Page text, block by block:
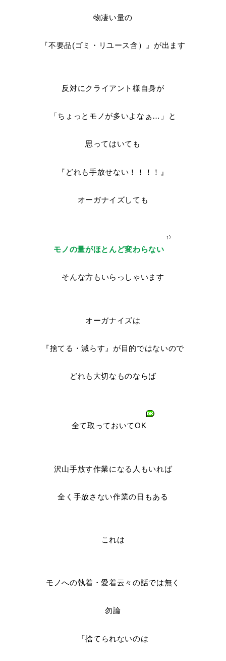
物凄い量の
『不要品(ゴミ・リユース含）』が出ます
反対にクライアント様自身が
「ちょっとモノが多いよなぁ…」と
思ってはいても
『どれも手放せない！！！！』
オーガナイズしても
モノの量がほとんど変わらない
そんな方もいらっしゃいます
オーガナイズは
『捨てる・減らす』が目的ではないので
どれも大切なものならば
全て取っておいてOK
沢山手放す作業になる人もいれば
全く手放さない作業の日もある
これは
モノへの執着・愛着云々の話では無く
勿論
「捨てられないのは